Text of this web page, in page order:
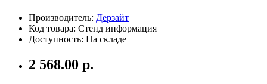
Производитель: Дерзайт
Код товара: Стенд информация
Доступность: На складе
2 568.00 р.